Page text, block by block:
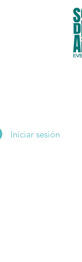
Iniciar sesión